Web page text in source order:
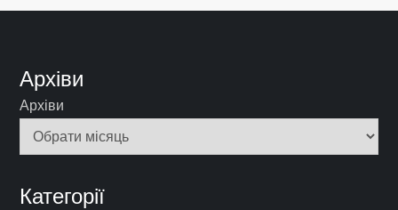
Архіви
Архіви
Категорії